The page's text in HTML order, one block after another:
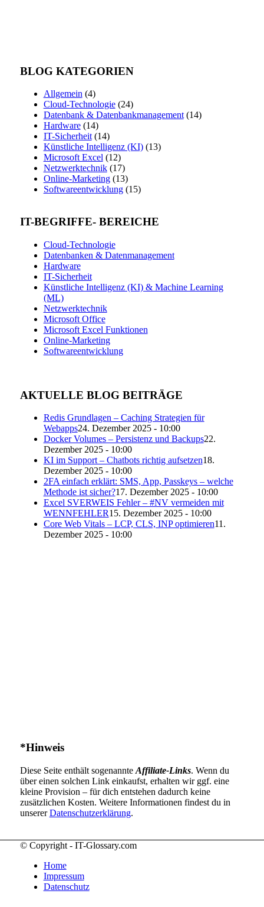
BLOG KATEGORIEN
Allgemein (4)
Cloud-Technologie(24)
Datenbank & Datenbankmanagement(14)
Hardware(14)
IT-Sicherheit(14)
Künstliche Intelligenz (KI)(13)
Microsoft Excel (12)
Netzwerktechnik(17)
Online-Marketing(13)
Softwareentwicklung(15)
IT-BEGRIFFE- BEREICHE
Cloud-Technologie
Datenbanken & Datenmanagement
Hardware
IT-Sicherheit
Künstliche Intelligenz (KI) & Machine Learning
(ML)
Netzwerktechnik
Microsoft Office
Microsoft Excel Funktionen
Online-Marketing
Softwareentwicklung
AKTUELLE BLOG BEITRÄGE
Redis Grundlagen – Caching Strategien für
Webapps24. Dezember 2025 - 10:00
Docker Volumes – Persistenz und Backups22.
Dezember 2025 - 10:00
KI im Support – Chatbots richtig aufsetzen18.
Dezember 2025 - 10:00
2FA einfach erklärt: SMS, App, Passkeys – welche
Methode ist sicher?17. Dezember 2025 - 10:00
Excel SVERWEIS Fehler – #NV vermeiden mit
WENNFEHLER15. Dezember 2025 - 10:00
Core Web Vitals – LCP, CLS, INP optimieren11.
Dezember 2025 - 10:00
*Hinweis
Diese Seite enthält sogenannte Affiliate-Links. Wenn du
über einen solchen Link einkaufst, erhalten wir ggf. eine
kleine Provision – für dich entstehen dadurch keine
zusätzlichen Kosten. Weitere Informationen findest du in
unsererDatenschutzerklärung.
© Copyright - IT-Glossary.com
Home
Impressum
Datenschutz